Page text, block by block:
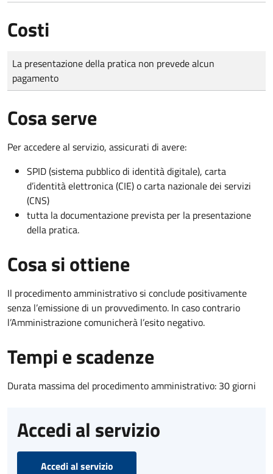
Costi
Tipo di pagamento
Importo
La presentazione della pratica non prevede alcun
pagamento
Cosa serve
Per accedere al servizio, assicurati di avere:
SPID (sistema pubblico di identità digitale), carta
d’identità elettronica (CIE) o carta nazionale dei servizi
(CNS)
tutta la documentazione prevista per la presentazione
della pratica.
Cosa si ottiene
Il procedimento amministrativo si conclude positivamente
senza l’emissione di un provvedimento. In caso contrario
l’Amministrazione comunicherà l’esito negativo.
Tempi e scadenze
Durata massima del procedimento amministrativo: 30 giorni
Accedi al servizio
Accedi al servizio